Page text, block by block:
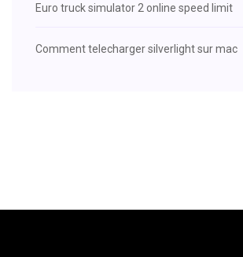
Euro truck simulator 2 online speed limit
Comment telecharger silverlight sur mac